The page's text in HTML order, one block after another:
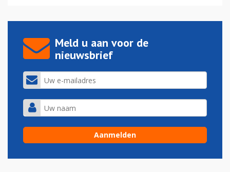
Meld u aan voor de
nieuwsbrief